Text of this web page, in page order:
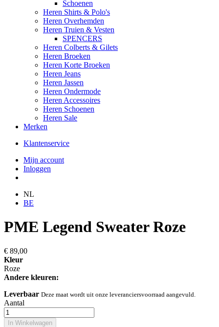
Schoenen
Heren Shirts & Polo's
Heren Overhemden
Heren Truien & Vesten
SPENCERS
Heren Colberts & Gilets
Heren Broeken
Heren Korte Broeken
Heren Jeans
Heren Jassen
Heren Ondermode
Heren Accessoires
Heren Schoenen
Heren Sale
Merken
Klantenservice
Mijn account
Inloggen
NL
BE
PME Legend Sweater Roze
€ 89,00
Kleur
Roze
Andere kleuren:
Leverbaar Deze maat wordt uit onze leveranciersvoorraad aangevuld.
Aantal
In Winkelwagen